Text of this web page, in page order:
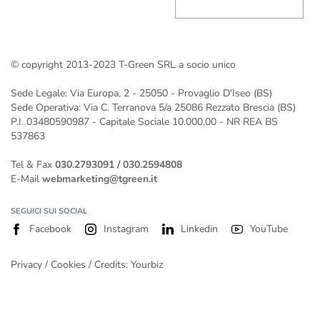
Gli impianti fotovoltaici a Verona installati da T-Green
Impianto fotovoltaico da 400 kw
Impianto fotovoltaico da 500 kW
© copyright 2013-2023 T-Green SRL a socio unico
Sede Legale: Via Europa, 2 - 25050 - Provaglio D'Iseo (BS)
Sede Operativa: Via C. Terranova 5/a 25086 Rezzato Brescia (BS)
P.I. 03480590987 - Capitale Sociale 10.000,00 - NR REA BS
537863
Tel & Fax 030.2793091 /030.2594808
E-Mail webmarketing@tgreen.it
SEGUICI SUI SOCIAL
Facebook Instagram Linkedin YouTube
Privacy / Cookies / Credits: Yourbiz